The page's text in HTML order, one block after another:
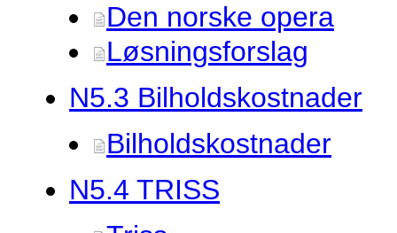
Den norske opera
Løsningsforslag
N5.3 Bilholdskostnader
Bilholdskostnader
N5.4 TRISS